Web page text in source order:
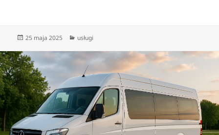
Data
25 maja 2025 Kategorie
usługi